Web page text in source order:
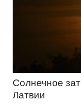
Солнечное
Латвии